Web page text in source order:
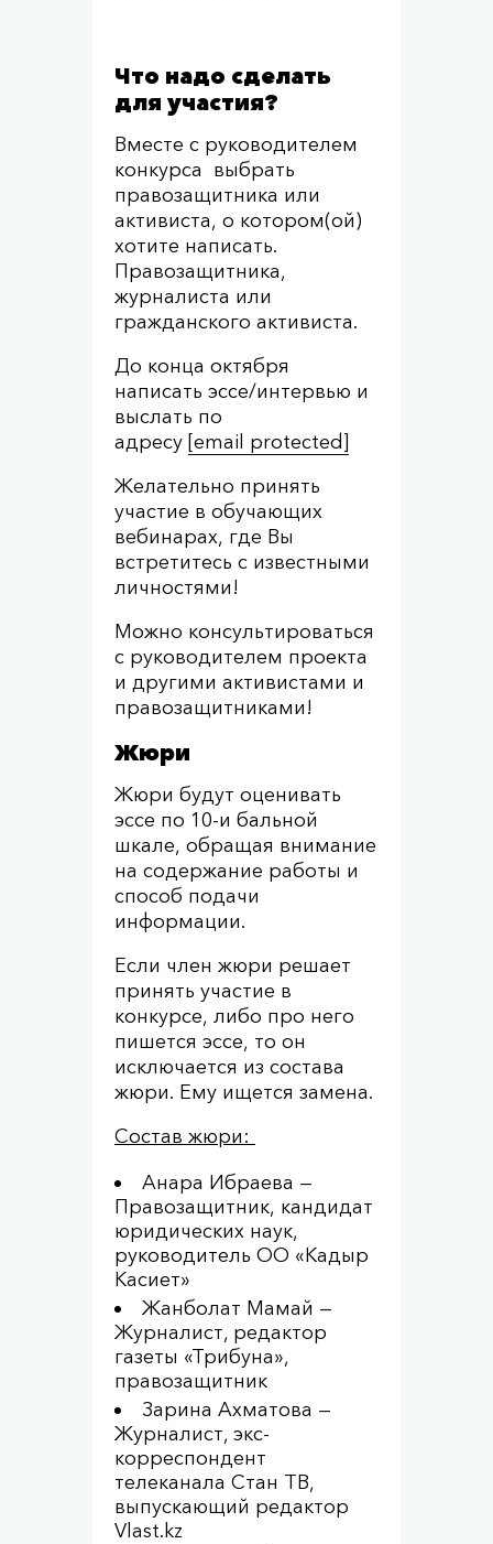
Что надо сделать
для участия?
Вместе с руководителем
конкурса выбрать
правозащитника или
активиста, о котором(ой)
хотите написать.
Правозащитника,
журналиста или
гражданского активиста.
До конца октября
написать эссе/интервью и
выслать по
адресу [email protected]
Желательно принять
участие в обучающих
вебинарах, где Вы
встретитесь с известными
личностями!
Можно консультироваться
с руководителем проекта
и другими активистами и
правозащитниками!
Жюри
Жюри будут оценивать
эссе по 10-и бальной
шкале, обращая внимание
на содержание работы и
способ подачи
информации.
Если член жюри решает
принять участие в
конкурсе, либо про него
пишется эссе, то он
исключается из состава
жюри. Ему ищется замена.
Состав жюри:
Анара Ибраева —
Правозащитник, кандидат
юридических наук,
руководитель ОО «Кадыр
Касиет»
Жанболат Мамай —
Журналист, редактор
газеты «Трибуна»,
правозащитник
Зарина Ахматова —
Журналист, экс-
корреспондент
телеканала Стан ТВ,
выпускающий редактор
Vlast.kz